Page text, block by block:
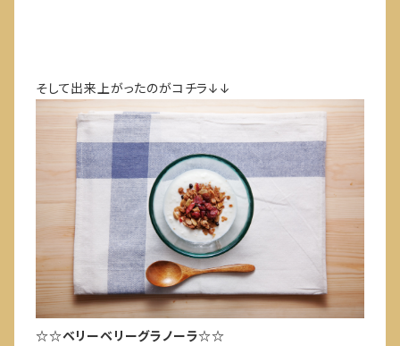
そして出来上がったのがコチラ↓↓
☆☆ベリーベリーグラノーラ☆☆